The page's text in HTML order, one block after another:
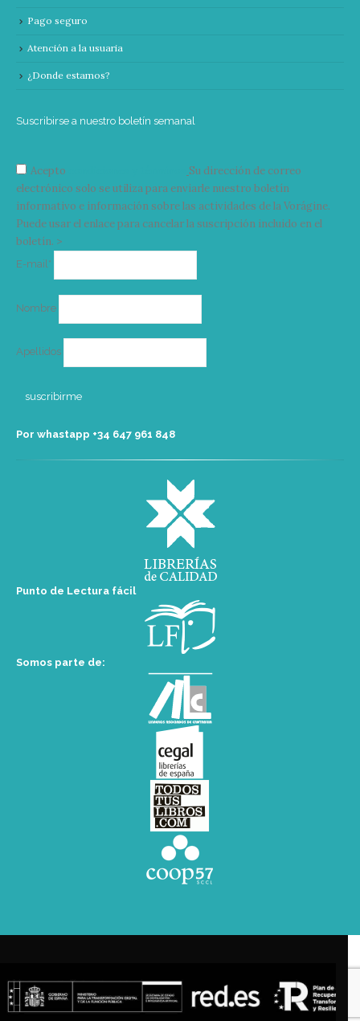
Pago seguro
Atención a la usuaria
¿Donde estamos?
Suscribirse a nuestro boletín semanal
Acepto
Su dirección de correo
electrónico solo se utiliza para enviarle nuestro boletín
informativo e información sobre las actividades de la Vorágine.
Puede usar el enlace para cancelar la suscripción incluido en el
boletín. >
E-mail*
Nombre
Apellidos
Por whastapp +34 ‭647 961 848‬
Punto de Lectura fácil
Somos parte de: